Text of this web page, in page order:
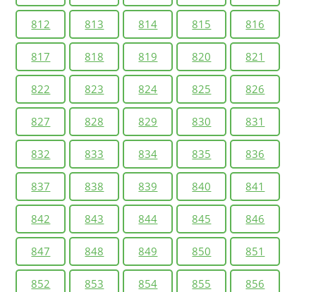
812 813 814 815 816
817 818 819 820 821
822 823 824 825 826
827 828 829 830 831
832 833 834 835 836
837 838 839 840 841
842 843 844 845 846
847 848 849 850 851
852 853 854 855 856